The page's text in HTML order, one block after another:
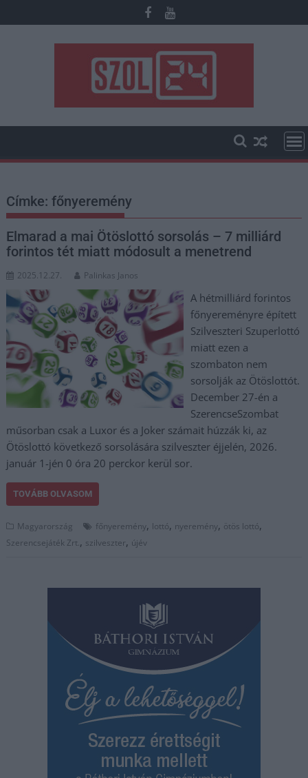
to
Címke:főnyeremény
Elmarad a mai Ötöslottó sorsolás – 7 milliárd
forintos tét miatt módosult a menetrend
2025.12.27. Palinkas Janos
A hétmilliárd forintos
főnyereményre épített
Szilveszteri Szuperlottó
miatt ezen a
szombaton nem
sorsolják az Ötöslottót.
December 27-én a
SzerencseSzombat
műsorban csak a Luxor és a Joker számait húzzák ki, az
Ötöslottó következő sorsolására szilveszter éjjelén, 2026.
január 1-jén 0 óra 20 perckor kerül sor.
TOVÁBB OLVASOM
Magyarország főnyeremény, lottó, nyeremény, ötös lottó,
Szerencsejáték Zrt., szilveszter, újév